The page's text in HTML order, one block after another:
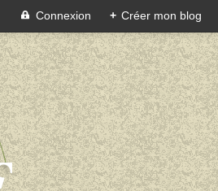
Connexion + Créer mon blog